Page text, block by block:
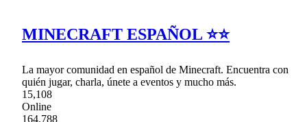
MINECRAFT ESPAÑOL ⭐⭐
La mayor comunidad en español de Minecraft. Encuentra con
quién jugar, charla, únete a eventos y mucho más.
15,108
Online
164,788